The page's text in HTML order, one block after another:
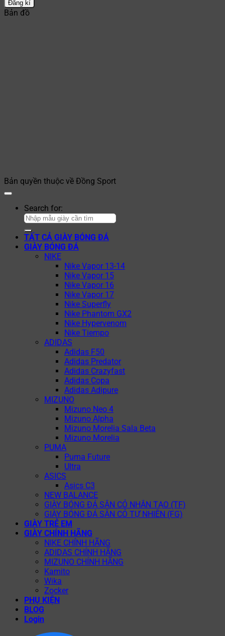
Bản đồ
Bản quyền thuộc về Đồng Sport
Search for:
TẤT CẢ GIÀY BÓNG ĐÁ
GIÀY BÓNG ĐÁ
NIKE
Nike Vapor 13-14
Nike Vapor 15
Nike Vapor 16
Nike Vapor 17
Nike Superfly
Nike Phantom GX2
Nike Hypervenom
Nike Tiempo
ADIDAS
Adidas F50
Adidas Predator
Adidas Crazyfast
Adidas Copa
Adidas Adipure
MIZUNO
Mizuno Neo 4
Mizuno Alpha
Mizuno Morelia Sala Beta
Mizuno Morelia
PUMA
Puma Future
Ultra
ASICS
Asics C3
NEW BALANCE
GIÀY BÓNG ĐÁ SÂN CỎ NHÂN TẠO (TF)
GIÀY BÓNG ĐÁ SÂN CỎ TỰ NHIÊN (FG)
GIÀY TRẺ EM
GIÀY CHÍNH HÃNG
NIKE CHÍNH HÃNG
ADIDAS CHÍNH HÃNG
MIZUNO CHÍNH HÃNG
Kamito
Wika
Zocker
PHỤ KIỆN
BLOG
Login